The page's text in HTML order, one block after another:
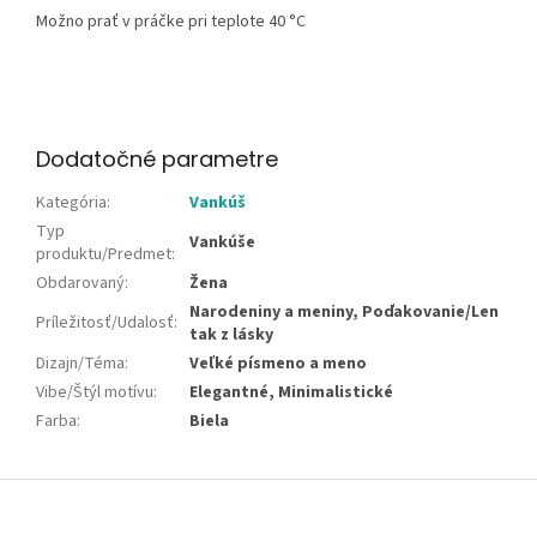
Možno prať v práčke pri teplote 40 °C
Dodatočné parametre
Kategória:
Vankúš
Typ
produktu/Predmet:
Vankúše
Obdarovaný:
Žena
Príležitosť/Udalosť: Narodeniny a meniny, Poďakovanie/Len
tak z lásky
Dizajn/Téma:
Veľké písmeno a meno
Vibe/Štýl motívu:
Elegantné, Minimalistické
Farba: Biela
Z